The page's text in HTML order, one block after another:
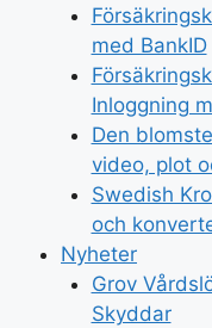
med BankID
Inloggning
Den
video, plot
Swedish
och
Nyheter
Grov
Skyddar